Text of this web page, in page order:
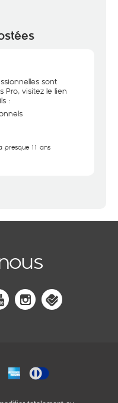
sont
Pro, visitez le lien
:
presque 11 ans